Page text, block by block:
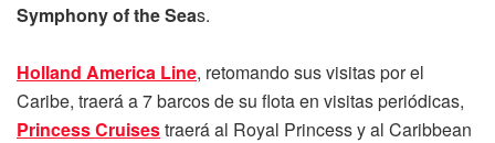
Symphony of the Seas.
Holland America Line, retomando sus visitas por el
Caribe, traerá a 7 barcos de su flota en visitas periódicas,
Princess Cruisestraerá al Royal Princess y al Caribbean